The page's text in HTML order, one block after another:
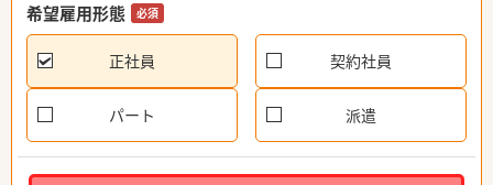
希望雇用形態 必須
正社員 契約社員
パート 派遣